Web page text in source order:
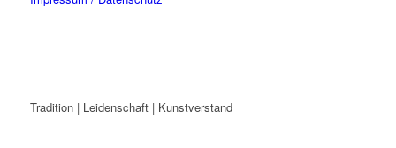
Tradition | Leidenschaft | Kunstverstand